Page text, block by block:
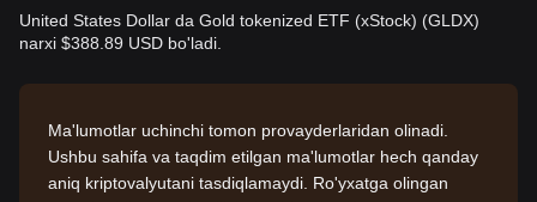
United States Dollar da Gold tokenized ETF (xStock) (GLDX)
narxi $388.89 USD bo'ladi.
Ma'lumotlar uchinchi tomon provayderlaridan olinadi.
Ushbu sahifa va taqdim etilgan ma'lumotlar hech qanday
aniq kriptovalyutani tasdiqlamaydi. Ro'yxatga olingan